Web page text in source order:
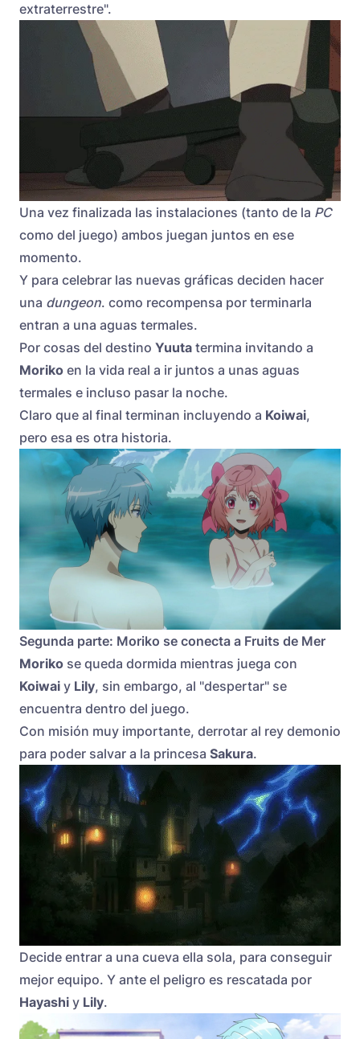
extraterrestre".
Una vez finalizada las instalaciones (tanto de la PC
como del juego) ambos juegan juntos en ese
momento.
Y para celebrar las nuevas gráficas deciden hacer
una dungeon. como recompensa por terminarla
entran a una aguas termales.
Por cosas del destino Yuuta termina invitando a
Moriko en la vida real a ir juntos a unas aguas
termales e incluso pasar la noche.
Claro que al final terminan incluyendo a Koiwai,
pero esa es otra historia.
Segunda parte: Moriko se conecta a Fruits de Mer
Moriko se queda dormida mientras juega con
Koiwai y Lily, sin embargo, al "despertar" se
encuentra dentro del juego.
Con misión muy importante, derrotar al rey demonio
para poder salvar a la princesa Sakura.
Decide entrar a una cueva ella sola, para conseguir
mejor equipo. Y ante el peligro es rescatada por
Hayashi y Lily.